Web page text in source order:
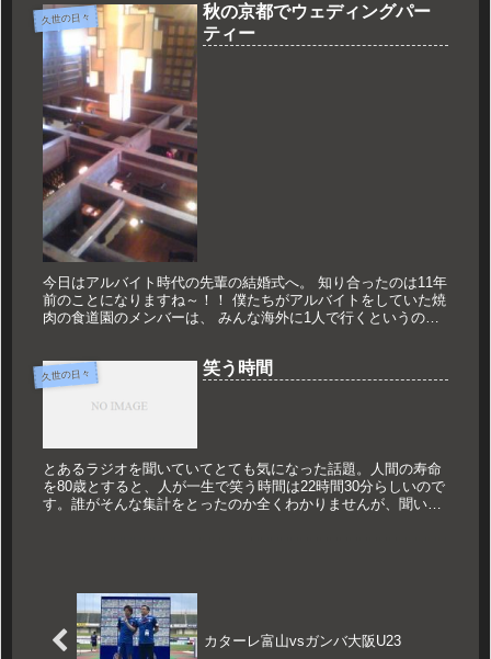
久世の日々
秋の京都でウェディングパー
ティー
今日はアルバイト時代の先輩の結婚式へ。 知り合ったのは11年
前のことになりますね～！！ 僕たちがアルバイトをしていた焼
肉の食道園のメンバーは、 みんな海外に1人で行くというのが
久世の日々 笑う時間
とあるラジオを聞いていてとても気になった話題。人間の寿命
を80歳とすると、人が一生で笑う時間は22時間30分らしいので
す。誰がそんな集計をとったのか全くわかりませんが、聞いた
カターレ富山vsガンバ大阪U23